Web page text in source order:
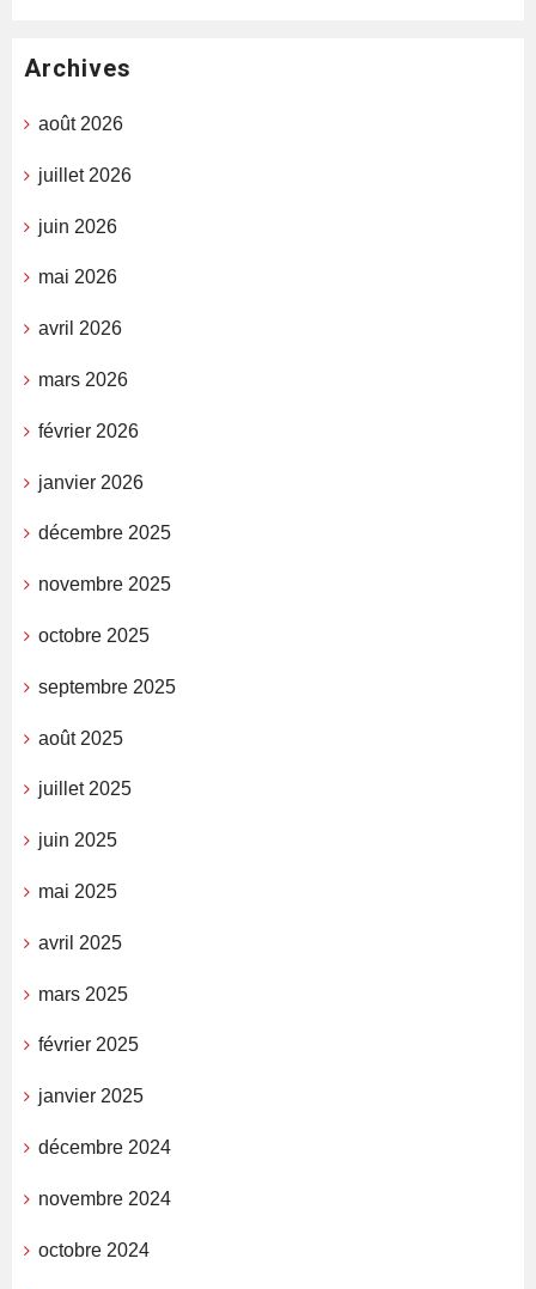
Archives
août 2026
juillet 2026
juin 2026
mai 2026
avril 2026
mars 2026
février 2026
janvier 2026
décembre 2025
novembre 2025
octobre 2025
septembre 2025
août 2025
juillet 2025
juin 2025
mai 2025
avril 2025
mars 2025
février 2025
janvier 2025
décembre 2024
novembre 2024
octobre 2024